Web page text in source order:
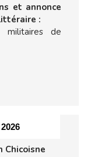
et annonce
:
de
Chicoisne